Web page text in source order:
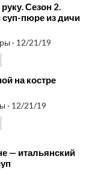
Сезон 2.
пюре из дичи
· 12/21/19
на костре
· 12/21/19
— итальянский